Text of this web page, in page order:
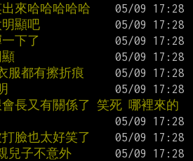
來哈哈哈哈哈
顯吧
下了
服都有擦折痕
長又有關係了 笑死 哪裡來的
臉也太好笑了
兒子不意外